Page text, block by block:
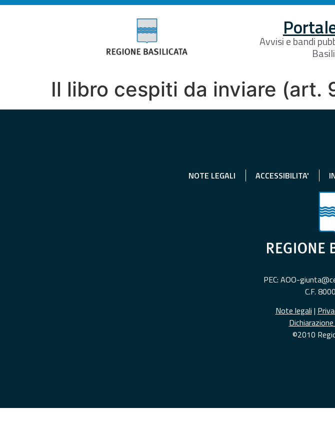
Avvisi e bandi
Il libro cespiti da inviare (art.
NOTE LEGALI ACCESSIBILITA'
PEC: AOO-
C.F.
Note legali |
©2010